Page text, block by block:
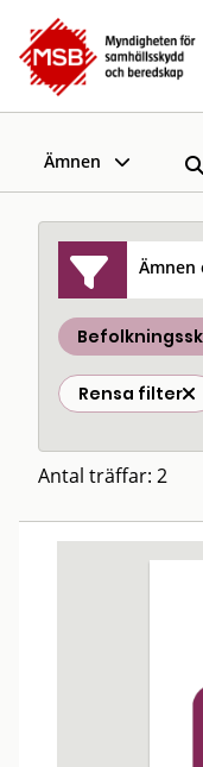
Ämnen
Rensa filter
Antal träffar: 2